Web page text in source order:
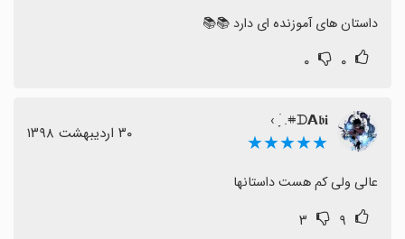
داستان های آموزنده ای دارد 📚📚
۰ ۰
𖥻ᗪ𝗔𝖇𝐢. ָ࣪ ›
★★★★★ ٣٠ اردیبهشت ١٣٩٨
عالی ولی کم هست داستانها
۹ ۳